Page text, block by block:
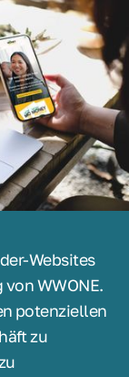
Websites
WWONE.
potenziellen
zu